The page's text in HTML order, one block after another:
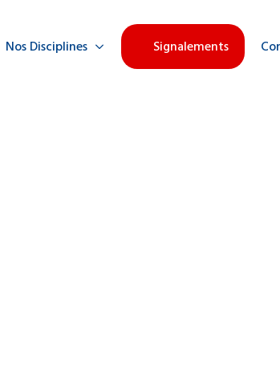
Nos Disciplines Signalements